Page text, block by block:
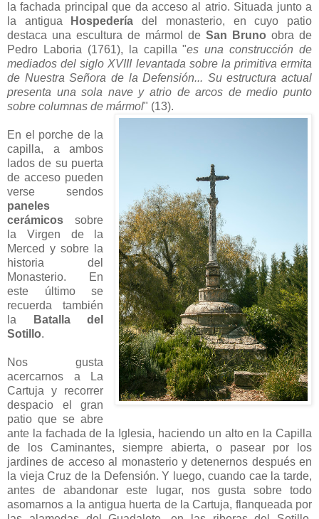
la fachada principal que da acceso al atrio. Situada junto a
la antigua
Hospedería del monasterio, en cuyo patio
destaca una escultura de mármol de San Bruno obra de
Pedro Laboria (1761), la capilla "es una construcción de
mediados del siglo XVIII levantada sobre la primitiva ermita
de Nuestra Señora de la Defensión... Su estructura actual
presenta una sola nave y atrio de arcos de medio punto
sobre columnas de mármol" (13).
En el porche de la
capilla, a ambos
lados de su puerta
de acceso pueden
verse sendos
paneles
cerámicos sobre
la Virgen de la
Merced y sobre la
historia del
Monasterio. En
este último se
recuerda también
la
Batalla del
Sotillo.
Nos gusta
acercarnos a La
Cartuja y recorrer
despacio el gran
patio que se abre
ante la fachada de la Iglesia, haciendo un alto en la Capilla
de los Caminantes, siempre abierta, o pasear por los
jardines de acceso al monasterio y detenernos después en
la vieja Cruz de la Defensión. Y luego, cuando cae la tarde,
antes de abandonar este lugar, nos gusta sobre todo
asomarnos a la antigua huerta de la Cartuja, flanqueada por